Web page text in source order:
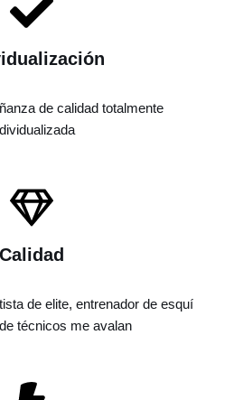
de calidad totalmente
Calidad
de elite, entrenador de esquí
técnicos me avalan